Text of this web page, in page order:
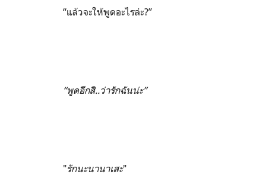
“แล้วจะให้พูดอะไรล่ะ?”
“พูดอีกสิ..ว่ารักฉันน่ะ”
"รักนะนานาเสะ"